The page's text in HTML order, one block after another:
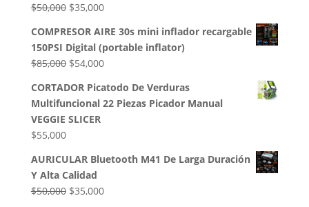
$32,500.$28,000.
$50,000 El
original
era:
$50,000.
$35,000El
actual
es:
$35,000.
COMPRESOR AIRE 30s mini inflador recargable
150PSI Digital (portable inflator)
$85,000 El
original
era:
$85,000.
$54,000El
actual
es:
CORTADOR Picatodo De Verduras
Multifuncional 22 Piezas Picador Manual
VEGGIE SLICER
$55,000
AURICULAR Bluetooth M41 De Larga Duración
Y Alta Calidad
$50,000 El
$35,000El